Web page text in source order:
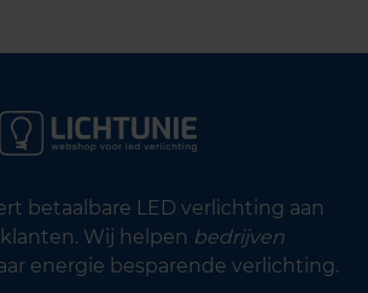
betaalbare LED verlichting aan
Wij helpen bedrijven
energie besparende verlichting.